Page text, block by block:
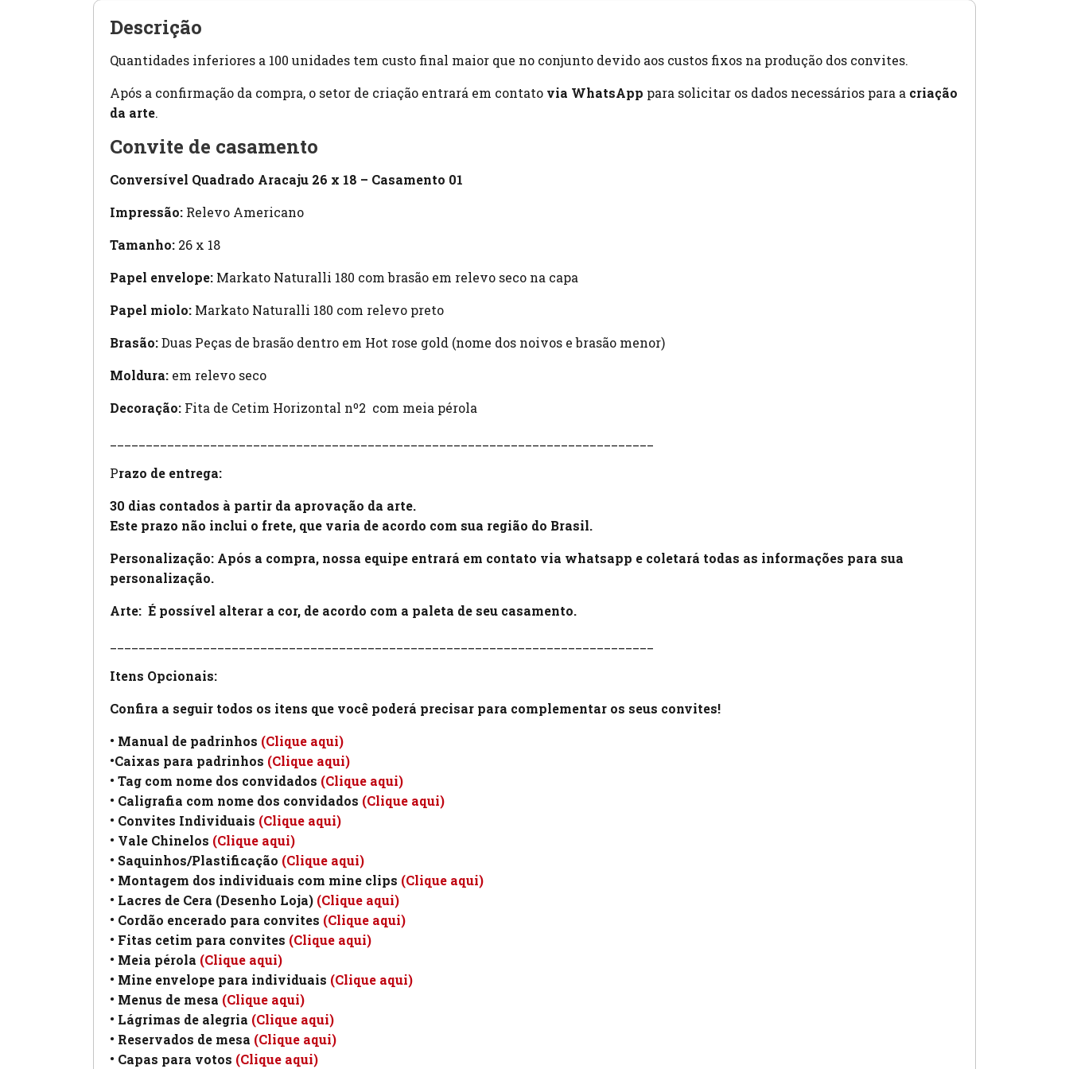
Descrição
Quantidades inferiores a 100 unidades tem custo final maior que no conjunto devido aos custos fixos na produção dos convites.
Após a confirmação da compra, o setor de criação entrará em contato via WhatsApp para solicitar os dados necessários para a criação
da arte.
Convite de casamento
Conversível Quadrado Aracaju 26 x 18 – Casamento 01
Impressão: Relevo Americano
Tamanho: 26 x 18
Papel envelope: Markato Naturalli 180 com brasão em relevo seco na capa
Papel miolo: Markato Naturalli 180 com relevo preto
Brasão:Duas Peças de brasão dentro em Hot rose gold (nome dos noivos e brasão menor)
Moldura: em relevo seco
Decoração: Fita de Cetim Horizontal nº2 com meia pérola
Prazo de entrega:
30 dias contados à partir da aprovação da arte.
Este prazo não inclui o frete, que varia de acordo com sua região do Brasil.
Personalização: Após a compra, nossa equipe entrará em contato via whatsapp e coletará todas as informações para sua
personalização.
Arte: É possível alterar a cor, de acordo com a paleta de seu casamento.
Itens Opcionais:
Confira a seguir todos os itens que você poderá precisar para complementar os seus convites!
• Manual de padrinhos (Clique aqui)
•Caixas para padrinhos (Clique aqui)
• Tag com nome dos convidados (Clique aqui)
• Caligrafia com nome dos convidados (Clique aqui)
• Convites Individuais (Clique aqui)
• Vale Chinelos (Clique aqui)
• Saquinhos/Plastificação (Clique aqui)
• Montagem dos individuais com mine clips (Clique aqui)
• Lacres de Cera (Desenho Loja) (Clique aqui)
• Cordão encerado para convites (Clique aqui)
• Fitas cetim para convites (Clique aqui)
• Meia pérola (Clique aqui)
• Mine envelope para individuais (Clique aqui)
• Menus de mesa (Clique aqui)
• Lágrimas de alegria (Clique aqui)
• Reservados de mesa (Clique aqui)
• Capas para votos (Clique aqui)